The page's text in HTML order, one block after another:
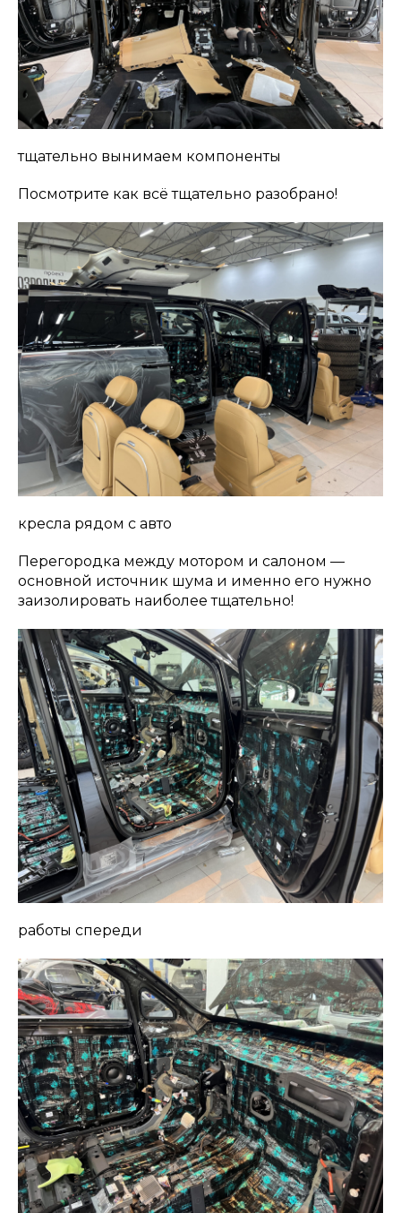
тщательно вынимаем компоненты
Посмотрите как всё тщательно разобрано!
кресла рядом с авто
Перегородка между мотором и салоном —
основной источник шума и именно его нужно
заизолировать наиболее тщательно!
работы спереди